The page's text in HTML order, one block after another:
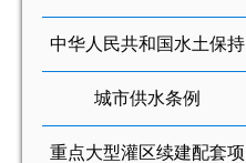
中华人民共和国水土保持
法
城市供水条例
重点大型灌区续建配套项